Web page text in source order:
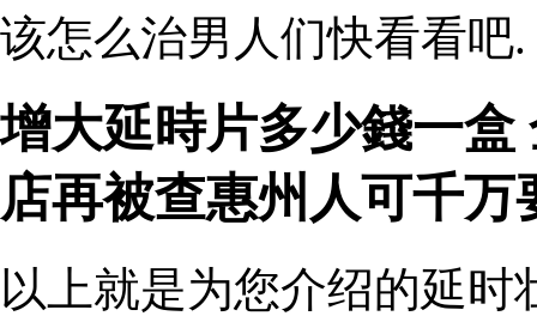
该怎么治男人们快看看吧.
增大延時片多少錢一
店再被查惠州人可千万
以上就是为您介绍的延